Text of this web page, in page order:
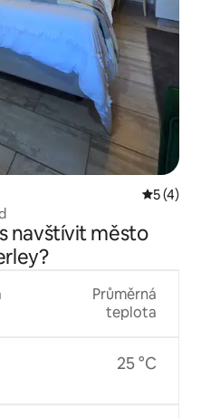
5 (4)
navštívit město
Průměrná
teplota
25 °C